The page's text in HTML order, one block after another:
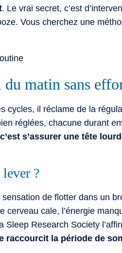
. Le vrai secret, c’est
Vous cherchez une
matin sans
cycles, il réclame de la
réglées, chacune durant
s’assurer une tête
?
de flotter dans un
cale, l’énergie
Research Society
raccourcit la période de